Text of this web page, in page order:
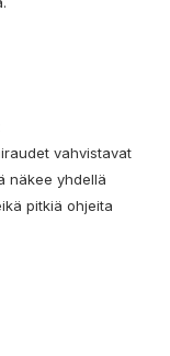
vahvistavat
näkee yhdellä
pitkiä ohjeita